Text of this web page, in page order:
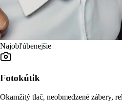
Najobľúbenejšie
Fotokútik
Okamžitý tlač, neobmedzené zábery,